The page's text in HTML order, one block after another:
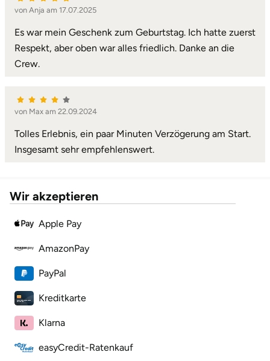
von Anja am 17.07.2025
Es war mein Geschenk zum Geburtstag. Ich hatte zuerst
Respekt, aber oben war alles friedlich. Danke an die
Crew.
von Max am 22.09.2024
Tolles Erlebnis, ein paar Minuten Verzögerung am Start.
Insgesamt sehr empfehlenswert.
Wir akzeptieren
Apple Pay
AmazonPay
PayPal
Kreditkarte
Klarna
easyCredit-Ratenkauf
Kulmbach
Landkreis Rostock
Landshut
Leipzig
Ludwigslust-Parchim
Löbau
Lübeck